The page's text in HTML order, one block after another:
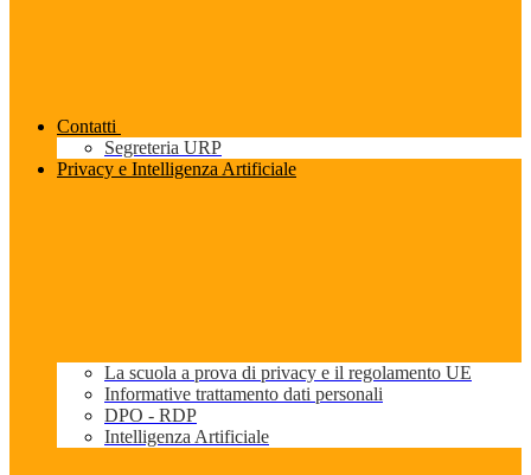
Contatti
Segreteria URP
Privacy e Intelligenza Artificiale
La scuola a prova di privacy e il regolamento UE
Informative trattamento dati personali
DPO - RDP
Intelligenza Artificiale